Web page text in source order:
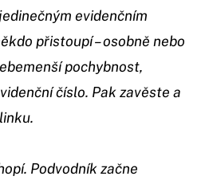
evidenčním
přistoupí – osobně nebo
pochybnost,
číslo. Pak zavěste a
Podvodník začne